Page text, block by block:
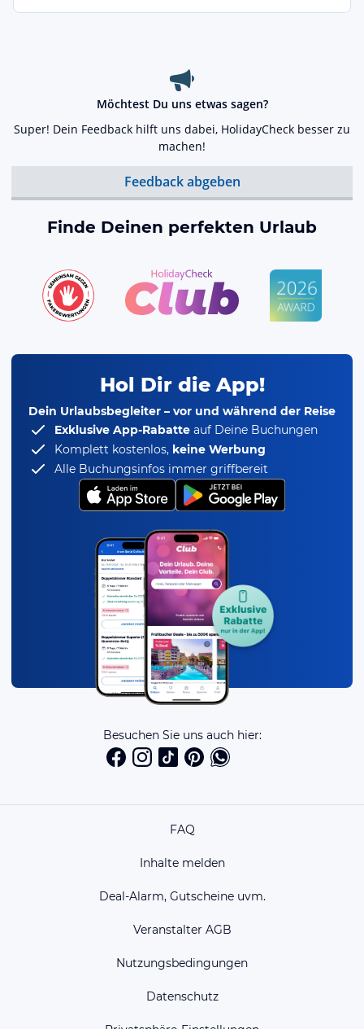
Möchtest Du uns etwas sagen?
Super! Dein Feedback hilft uns dabei, HolidayCheck besser zu
machen!
Feedback abgeben
Finde Deinen perfekten Urlaub
Hol Dir die App!
Dein Urlaubsbegleiter – vor und während der Reise
Exklusive App-Rabatte auf Deine Buchungen
Komplett kostenlos, keine Werbung
Alle Buchungsinfos immer griffbereit
Besuchen Sie uns auch hier:
FAQ
Inhalte melden
Deal-Alarm, Gutscheine uvm.
Veranstalter AGB
Nutzungsbedingungen
Datenschutz